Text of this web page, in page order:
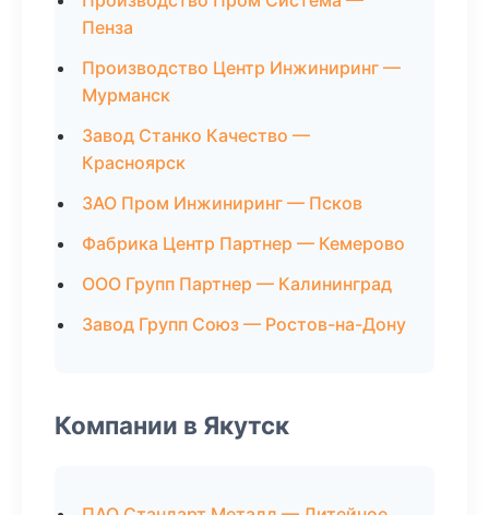
Пенза
Производство Центр Инжиниринг —
Мурманск
Завод Станко Качество —
Красноярск
ЗАО Пром Инжиниринг — Псков
Фабрика Центр Партнер — Кемерово
ООО Групп Партнер — Калининград
Завод Групп Союз — Ростов-на-Дону
Компании в Якутск